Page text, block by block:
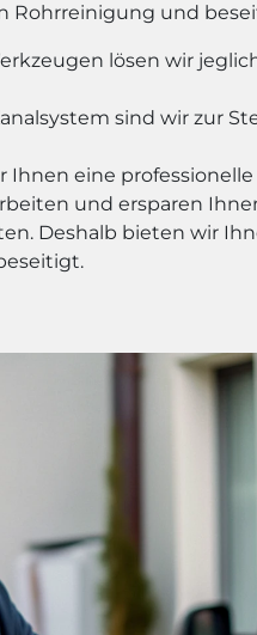
Rohrreinigung und
lösen wir
sind wir zur
eine
und ersparen
Deshalb bieten wir